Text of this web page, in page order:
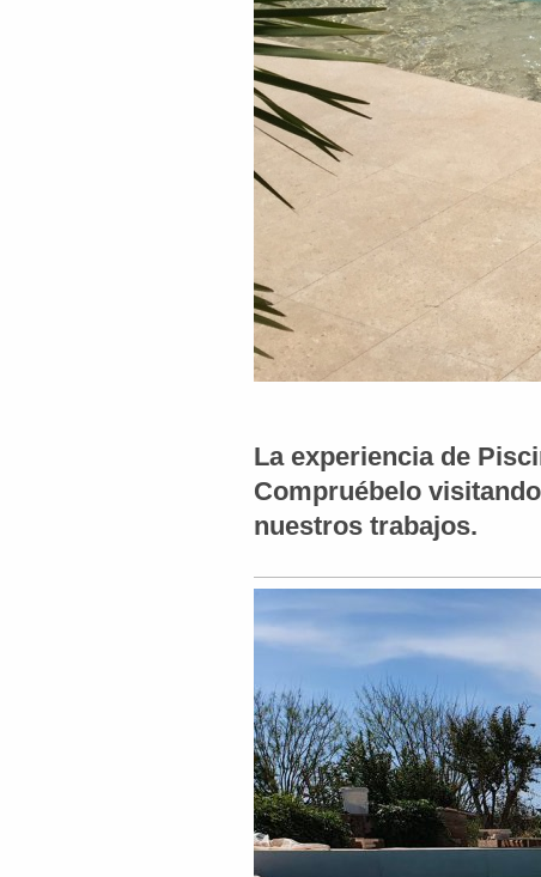
La experiencia de
Compruébelo
nuestros trabajos.